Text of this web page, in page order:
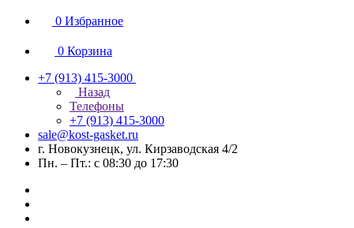
0 Избранное
0 Корзина
+7 (913) 415-3000
Назад
Телефоны
+7 (913) 415-3000
sale@kost-gasket.ru
г. Новокузнецк, ул. Кирзаводская 4/2
Пн. – Пт.: с 08:30 до 17:30